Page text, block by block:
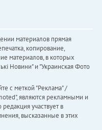
материалов прямая
копирование,
материалов, в которых
Новини" и "Украинская Фото
с меткой "Реклама" /
являются рекламными и
участвует в
высказанные в этих